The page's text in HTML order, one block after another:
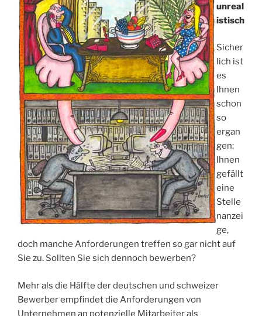
unreal
istisch
Sicher
lich ist
es
Ihnen
schon
so
ergan
gen:
Ihnen
gefällt
eine
Stelle
nanzei
ge,
doch manche Anforderungen treffen so gar nicht auf
Sie zu. Sollten Sie sich dennoch bewerben?
Mehr als die Hälfte der deutschen und schweizer
Bewerber empfindet die Anforderungen von
Unternehmen an potenzielle Mitarbeiter als